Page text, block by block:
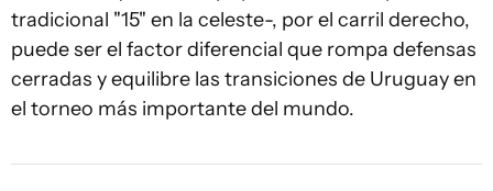
tradicional "15" en la celeste-, por el carril derecho,
puede ser el factor diferencial que rompa defensas
cerradas y equilibre las transiciones de Uruguay en
el torneo más importante del mundo.